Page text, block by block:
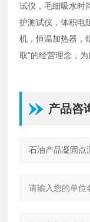
试仪，毛细吸水时
护测试仪，体积电
机，恒温加热器，
取"的经营理念，
产品咨